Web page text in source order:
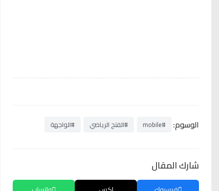
الوسوم: #mobile #الفتح الرياضي #الواجهة
شارك المقال